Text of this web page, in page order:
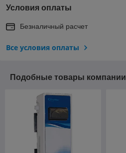
Условия оплаты
Безналичный расчет
Все условия оплаты
Подобные товары компании